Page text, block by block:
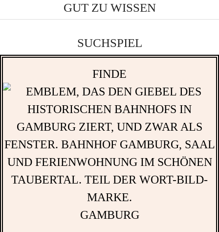
GUT ZU WISSEN
SUCHSPIEL
FINDE
GAMBURG